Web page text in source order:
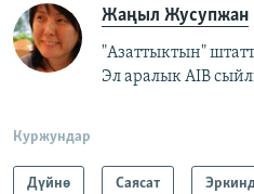
Жаңыл Жусупжан
"Азаттыктын"
Эл аралык AIB
Куржундар
Дүйнө Саясат